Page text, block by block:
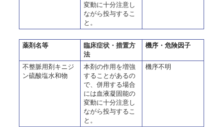
変動に十分注意し
ながら投与するこ
と。
薬剤名等
臨床症状・措置方
法
機序・危険因子
不整脈用剤キニジ
ン硫酸塩水和物
本剤の作用を増強
することがあるの
で、併用する場合
には血液凝固能の
変動に十分注意し
ながら投与するこ
と。
機序不明